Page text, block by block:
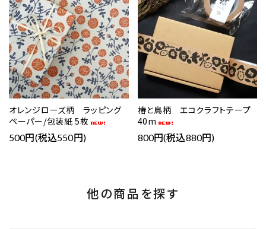
オレンジローズ柄 ラッピング
ペーパー/包装紙 5枚
500円(税込550円)
椿と鳥柄 エコクラフトテープ
40m
800円(税込880円)
他の商品を探す